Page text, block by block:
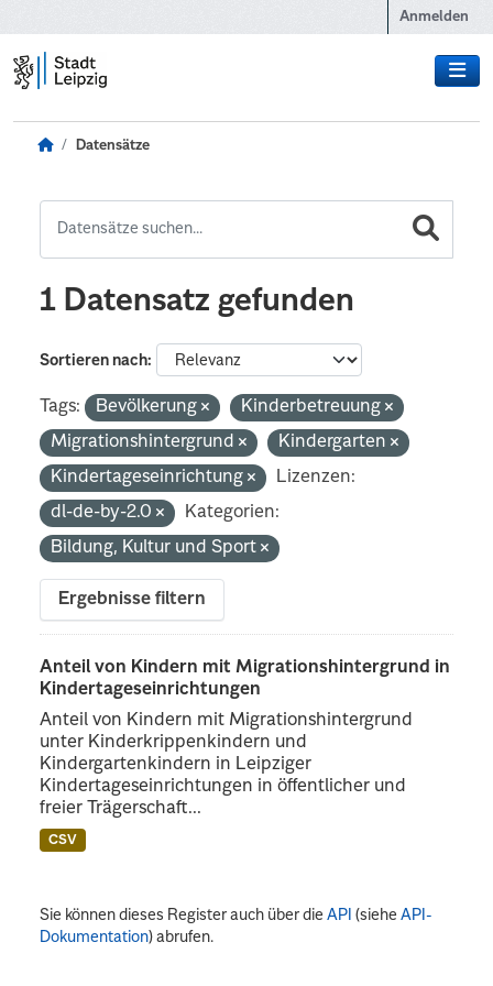
Anmelden
Datensätze
1 Datensatz gefunden
Sortieren nach
Tags: Bevölkerung
Kinderbetreuung
Migrationshintergrund
Kindergarten
Kindertageseinrichtung
Lizenzen:
dl-de-by-2.0
Kategorien:
Bildung, Kultur und Sport
Ergebnisse filtern
Anteil von Kindern mit Migrationshintergrund in
Kindertageseinrichtungen
Anteil von Kindern mit Migrationshintergrund
unter Kinderkrippenkindern und
Kindergartenkindern in Leipziger
Kindertageseinrichtungen in öffentlicher und
freier Trägerschaft...
CSV
Sie können dieses Register auch über dieAPI (sieheAPI-
Dokumentation) abrufen.